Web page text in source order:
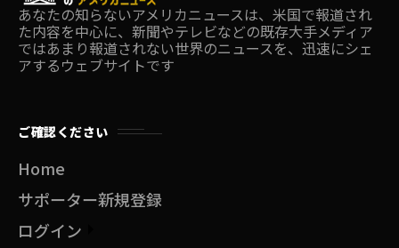
あなたの知らないアメリカニュースは、米国で報道され
た内容を中心に、新聞やテレビなどの既存大手メディア
ではあまり報道されない世界のニュースを、迅速にシェ
アするウェブサイトです
ご確認ください
Home
サポーター新規登録
ログイン